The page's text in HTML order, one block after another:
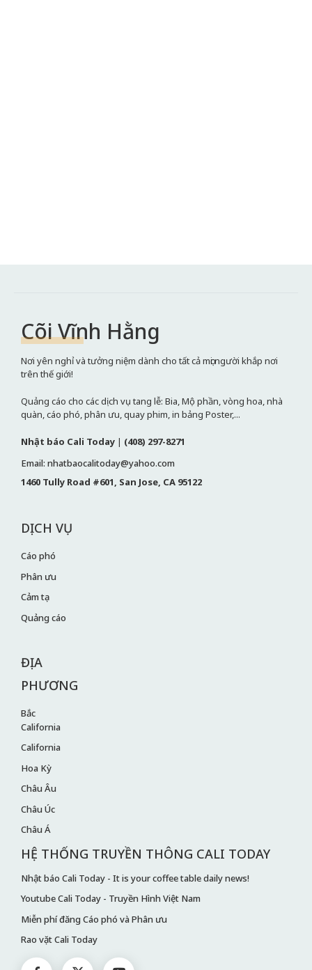
Cõi Vĩnh Hằng
Nơi yên nghỉ và tưởng niệm dành cho tất cả mọi người khắp nơi
trên thế giới!
Quảng cáo cho các dịch vụ tang lễ: Bia, Mộ phần, vòng hoa, nhà
quàn, cáo phó, phân ưu, quay phim, in bảng Poster,...
Nhật báo Cali Today | (408) 297-8271
Email: nhatbaocalitoday@yahoo.com
1460 Tully Road #601, San Jose, CA 95122
DỊCH VỤ
Cáo phó
Phân ưu
Cảm tạ
Quảng cáo
ĐỊA
PHƯƠNG
Bắc
California
California
Hoa Kỳ
Châu Âu
Châu Úc
Châu Á
HỆ THỐNG TRUYỀN THÔNG CALI TODAY
Nhật báo Cali Today - It is your coffee table daily news!
Youtube Cali Today - Truyền Hình Việt Nam
Miễn phí đăng Cáo phó và Phân ưu
Rao vặt Cali Today